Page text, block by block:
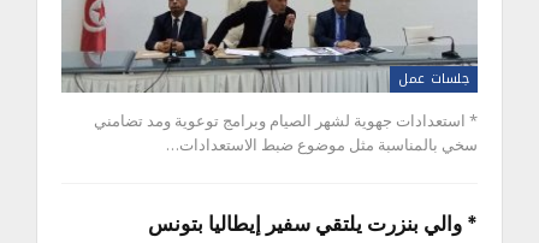
جلسات عمل
* استعدادات جهوية لشهر الصيام وبرامج توعوية ومد تضامني
سخي بالمناسبة مثل موضوع ضبط الاستعدادات…
* والي بنزرت يلتقي سفير إيطاليا بتونس